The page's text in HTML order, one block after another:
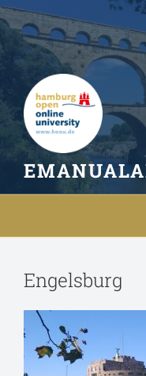
Zum
Inhalt
springen
Engelsburg